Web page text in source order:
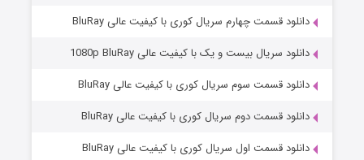
وستی ها
قسمت1 (زیرنویس) منتشر شد
دانلود قسمت چهارم سریال کوری با کیفیت عالی BluRay
دانلود سریال بیست و یک با کیفیت عالی 1080p BluRay
دانلود قسمت سوم سریال کوری با کیفیت عالی BluRay
دانلود قسمت دوم سریال کوری با کیفیت عالی BluRay
دانلود قسمت اول سریال کوری با کیفیت عالی BluRay